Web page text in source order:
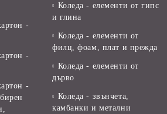
-
-
-
Коледа - елементи от гипс
и глина
Коледа - елементи от
филц, фоам, плат и прежда
Коледа - елементи от
дърво
Коледа - звънчета,
камбанки и метални